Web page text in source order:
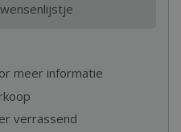
meer informatie
verrassend